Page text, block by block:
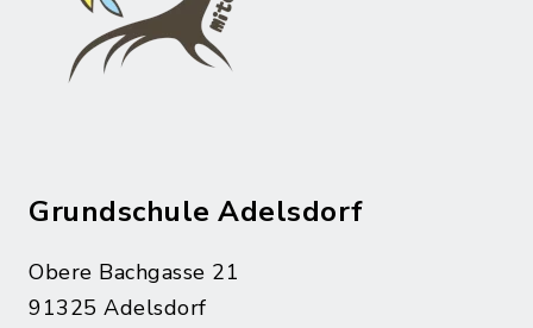
Grundschule Adelsdorf
Obere Bachgasse 21
91325 Adelsdorf